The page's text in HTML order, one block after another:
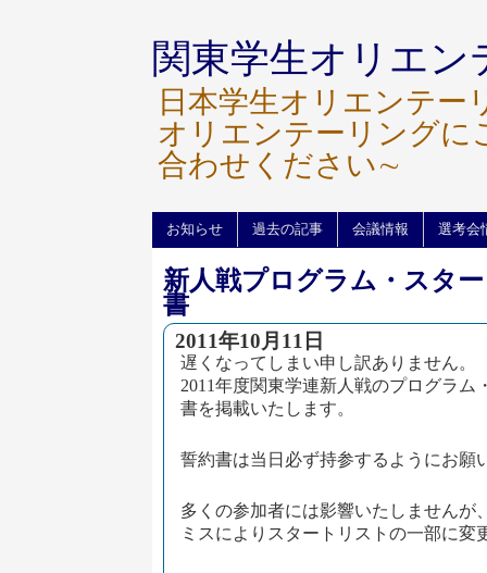
関東学生オリエン
日本学生オリエンテ
オリエンテーリングに
合わせください∼
お知らせ 過去の記事 会議情報 選考会
新人戦プログラム・スタ
書
2011年10月11日
遅くなってしまい申し訳ありません。
2011年度関東学連新人戦のプログラム
書を掲載いたします。
誓約書は当日必ず持参するようにお願
多くの参加者には影響いたしませんが
ミスによりスタートリストの一部に変